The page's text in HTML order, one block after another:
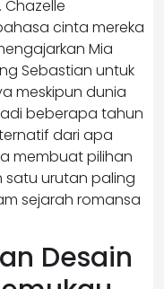
Chazelle
cinta mereka
Mia
Sebastian untuk
meskipun dunia
beberapa tahun
dari apa
membuat pilihan
urutan paling
sejarah romansa
Desain